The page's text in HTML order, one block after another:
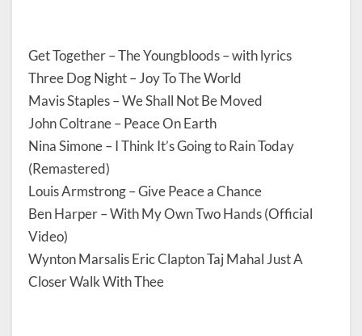
Get Together – The Youngbloods – with lyrics
Three Dog Night – Joy To The World
Mavis Staples – We Shall Not Be Moved
John Coltrane – Peace On Earth
Nina Simone – I Think It’s Going to Rain Today
(Remastered)
Louis Armstrong – Give Peace a Chance
Ben Harper – With My Own Two Hands (Official
Video)
Wynton Marsalis Eric Clapton Taj Mahal Just A
Closer Walk With Thee